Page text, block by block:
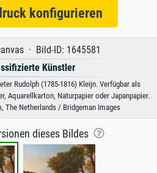
konfigurieren
· Bild-ID: 1645581
Künstler
Rudolph (1785-1816) Kleijn. Verfügbar als
Aquarellkarton, Naturpapier oder Japanpapier.
The Netherlands / Bridgeman Images
dieses Bildes